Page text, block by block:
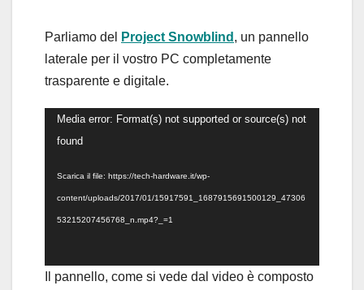
Parliamo del Project Snowblind , un pannello
laterale per il vostro PC completamente
trasparente e digitale.
Video
Player
Media error: Format(s) not supported or source(s) not
found
Scarica il file: https://tech-hardware.it/wp-
content/uploads/2017/01/15917591_1687915691500129_47306
53215207456768_n.mp4?_=1
Il pannello, come si vede dal video è composto